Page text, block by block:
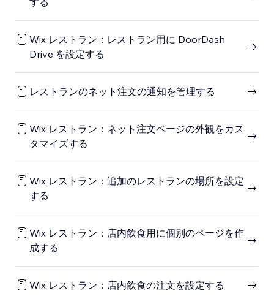
Wix レストラン：レストラン用に DoorDash
Drive を設定する
レストランのネット注文の通知を管理する
Wix レストラン：ネット注文ページの外観をカス
タマイズする
Wix レストラン：追加のレストランの場所を設定
する
Wix レストラン：店内飲食用に個別のページを作
成する
Wix レストラン：店内飲食の注文を設定する